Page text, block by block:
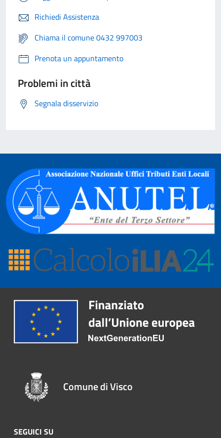
Richiedi Assistenza
Chiama il comune 0432 997003
Prenota un appuntamento
Problemi in città
Segnala disservizio
Comune di Visco
SEGUICI SU